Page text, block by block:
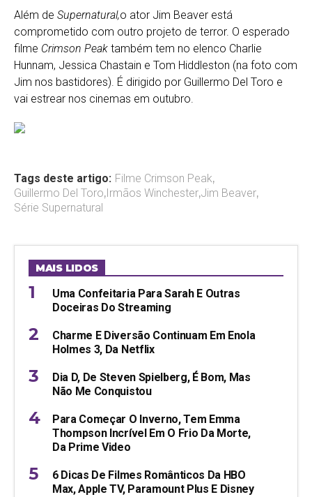
Além de Supernatural,o ator Jim Beaver está
comprometido com outro projeto de terror. O esperado
filme Crimson Peak também tem no elenco Charlie
Hunnam, Jessica Chastain e Tom Hiddleston (na foto com
Jim nos bastidores). É dirigido por Guillermo Del Toro e
vai estrear nos cinemas em outubro.
Tags deste artigo: Filme Crimson Peak,
Guillermo Del Toro, Irmãos Winchester,Jim Beaver,
Série Supernatural
MAIS LIDOS
Uma Confeitaria Para Sarah E Outras
Doceiras Do Streaming
Charme E Diversão Continuam Em Enola
Holmes 3, Da Netflix
Dia D, De Steven Spielberg, É Bom, Mas
Não Me Conquistou
Para Começar O Inverno, Tem Emma
Thompson Incrível Em O Frio Da Morte,
Da Prime Video
6 Dicas De Filmes Românticos Da HBO
Max, Apple TV, Paramount Plus E Disney